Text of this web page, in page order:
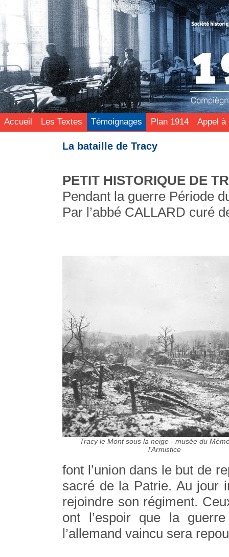
Accueil Les Textes Témoignages Plan 1914 Appel à
La bataille de Tracy
PETIT HISTORIQUE DE
Pendant la guerre Période
Par l’abbé CALLARD curé
Tracy le Mont sous la neige - musée du
l'Armistice
font l’union dans le but de
sacré de la Patrie. Au jour
rejoindre son régiment.
ont l’espoir que la
l’allemand vaincu sera